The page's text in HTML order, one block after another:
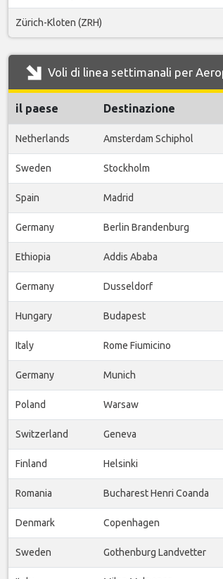
Zürich-Kloten (ZRH)
Voli di linea settimanali per
il paese Destinazione
Netherlands Amsterdam Schiphol
Sweden Stockholm
Spain Madrid
Germany Berlin Brandenburg
Ethiopia Addis Ababa
Germany Dusseldorf
Hungary Budapest
Italy Rome Fiumicino
Germany Munich
Poland Warsaw
Switzerland Geneva
Finland Helsinki
Romania Bucharest Henri Coanda
Denmark Copenhagen
Sweden Gothenburg Landvetter